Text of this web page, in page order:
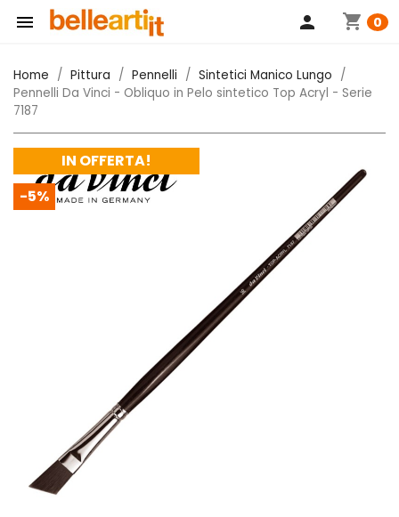
 shopping_cart 0
person
Home Pittura Pennelli
Sintetici Manico Lungo
Pennelli Da Vinci - Obliquo in Pelo sintetico Top Acryl - Serie
7187
IN OFFERTA!
-5%